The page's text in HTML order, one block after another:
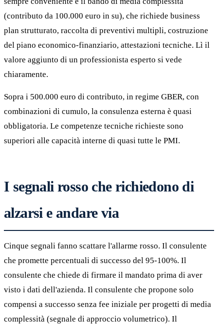
(contributo da 100.000 euro in su), che richiede business
plan strutturato, raccolta di preventivi multipli, costruzione
del piano economico-finanziario, attestazioni tecniche. Lì il
valore aggiunto di un professionista esperto si vede
chiaramente.
Sopra i 500.000 euro di contributo, in regime GBER, con
combinazioni di cumulo, la consulenza esterna è quasi
obbligatoria. Le competenze tecniche richieste sono
superiori alle capacità interne di quasi tutte le PMI.
I segnali rosso che richiedono di
alzarsi e andare via
Cinque segnali fanno scattare l'allarme rosso. Il consulente
che promette percentuali di successo del 95-100%. Il
consulente che chiede di firmare il mandato prima di aver
visto i dati dell'azienda. Il consulente che propone solo
compensi a successo senza fee iniziale per progetti di media
complessità (segnale di approccio volumetrico). Il